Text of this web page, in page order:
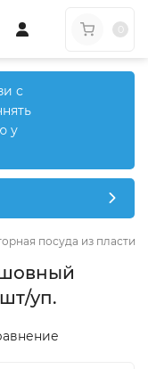
с
у
посуда из пластика
уп.